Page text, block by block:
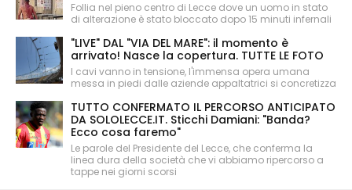
Follia nel pieno centro di Lecce dove un uomo in stato
di alterazione è stato bloccato dopo 15 minuti infernali
"LIVE" DAL "VIA DEL MARE": il momento è
arrivato! Nasce la copertura. TUTTE LE FOTO
I cavi vanno in tensione, l'immensa opera umana
messa in piedi dalle aziende appaltatrici si concretizza
TUTTO CONFERMATO IL PERCORSO ANTICIPATO
DA SOLOLECCE.IT. Sticchi Damiani: "Banda?
Ecco cosa faremo"
Le parole del Presidente del Lecce, che conferma la
linea dura della società che vi abbiamo ripercorso a
tappe nei giorni scorsi